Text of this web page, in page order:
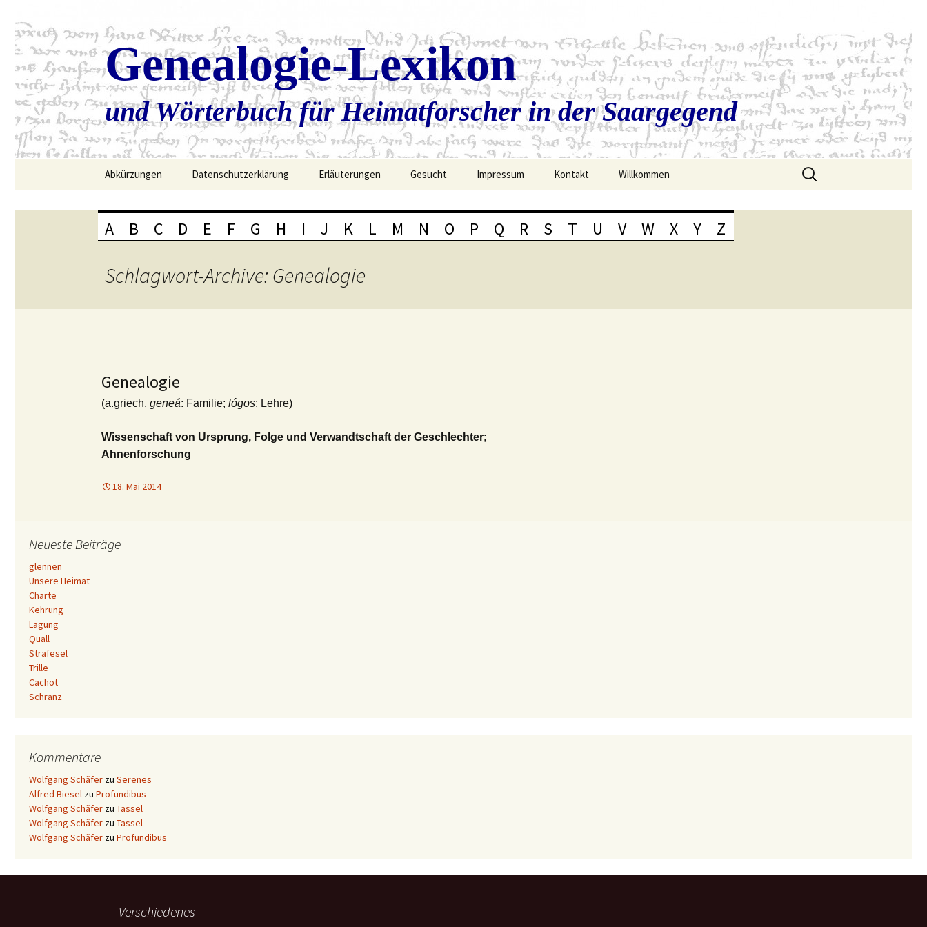
Genealogie-Lexikon
und Wörterbuch für Heimatforscher in der Saargegend
Abkürzungen Datenschutzerklärung Erläuterungen Gesucht Impressum Kontakt Willkommen
Suchen
nach:
A B C D E F G H I J K L M N O P Q R S T U V W X Y Z
Schlagwort-Archive: Genealogie
Genealogie
(a.griech. geneá: Familie; lógos: Lehre)
Wissenschaft von Ursprung, Folge und Verwandtschaft der Geschlechter;
Ahnenforschung
18. Mai 2014
Neueste Beiträge
glennen
Unsere Heimat
Charte
Kehrung
Lagung
Quall
Strafesel
Trille
Cachot
Schranz
Kommentare
Wolfgang Schäfer zu Serenes
Alfred Biesel zu Profundibus
Wolfgang Schäfer zu Tassel
Wolfgang Schäfer zu Tassel
Wolfgang Schäfer zu Profundibus
Verschiedenes